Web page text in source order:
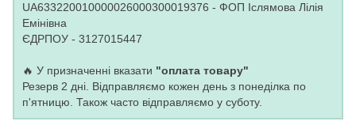
UA633220010000026000300019376 - ФОП Іслямова Лілія
Емінівна
ЄДРПОУ - 3127015447
🔥 У призначенні вказати "оплата товару"
Резерв 2 дні. Відправляємо кожен день з понеділка по
п'ятницю. Також часто відправляємо у суботу.